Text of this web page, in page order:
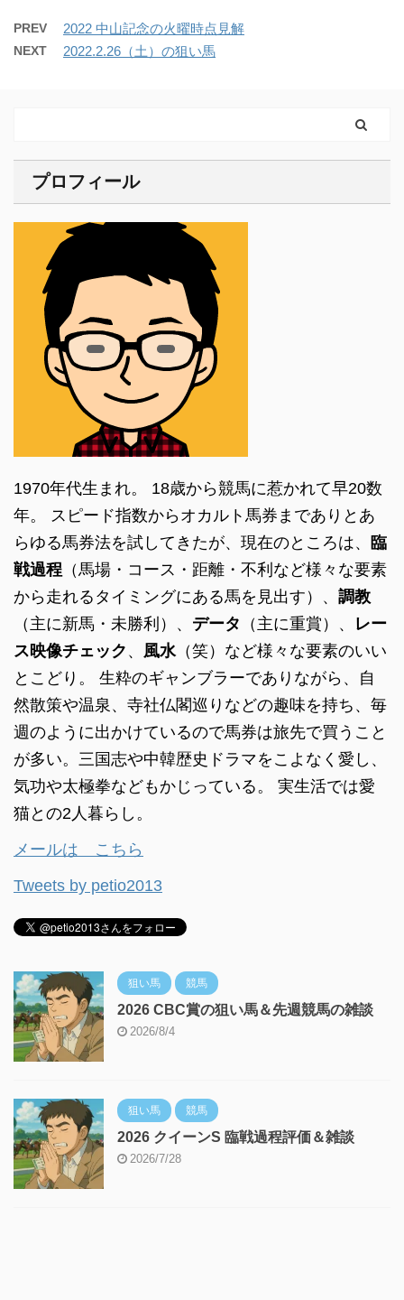
PREV 2022 中山記念の火曜時点見解
NEXT 2022.2.26（土）の狙い馬
プロフィール
1970年代生まれ。 18歳から競馬に惹かれて早20数
年。 スピード指数からオカルト馬券までありとあ
らゆる馬券法を試してきたが、現在のところは、 臨
戦過程 （馬場・コース・距離・不利など様々な要素
から走れるタイミングにある馬を見出す）、 調教
（主に新馬・未勝利）、 データ （主に重賞）、 レー
ス映像チェック 、 風水（笑）など様々な要素のいい
とこどり。 生粋のギャンブラーでありながら、自
然散策や温泉、寺社仏閣巡りなどの趣味を持ち、毎
週のように出かけているので馬券は旅先で買うこと
が多い。三国志や中韓歴史ドラマをこよなく愛し、
気功や太極拳などもかじっている。 実生活では愛
猫との2人暮らし。
メールは こちら
Tweets by petio2013
狙い馬 競馬
2026 CBC賞の狙い馬＆先週競馬の雑談
2026/8/4
狙い馬 競馬
2026 クイーンS 臨戦過程評価＆雑談
2026/7/28